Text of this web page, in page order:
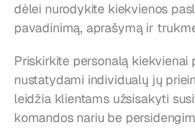
dėlei nurodykite kiekvienos
pavadinimą, aprašymą ir
Priskirkite personalą kiekvienai
nustatydami individualų jų
leidžia klientams užsisakyti
komandos nariu be